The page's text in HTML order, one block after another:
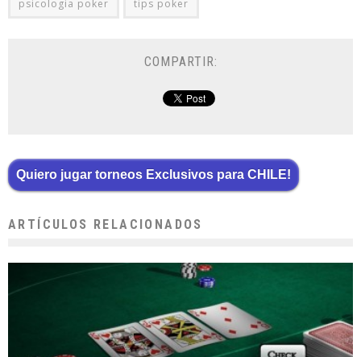
psicologia poker tips poker
COMPARTIR:
Quiero jugar torneos Exclusivos para CHILE!
ARTÍCULOS RELACIONADOS